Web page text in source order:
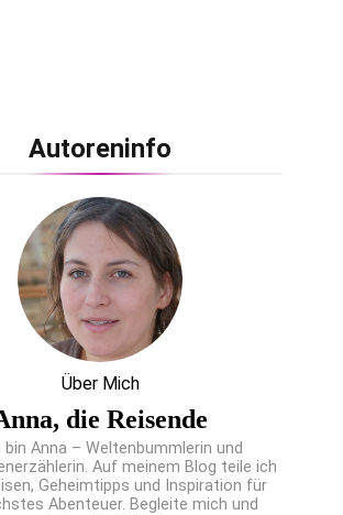
Autoreninfo
Über Mich
die Reisende
bin Anna – Weltenbummlerin und
Auf meinem Blog teile ich
Geheimtipps und Inspiration für
Abenteuer. Begleite mich und